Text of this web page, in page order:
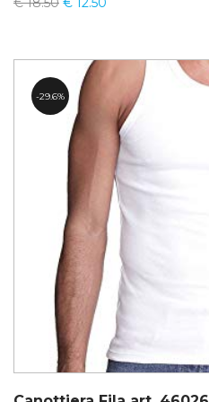
29.6%